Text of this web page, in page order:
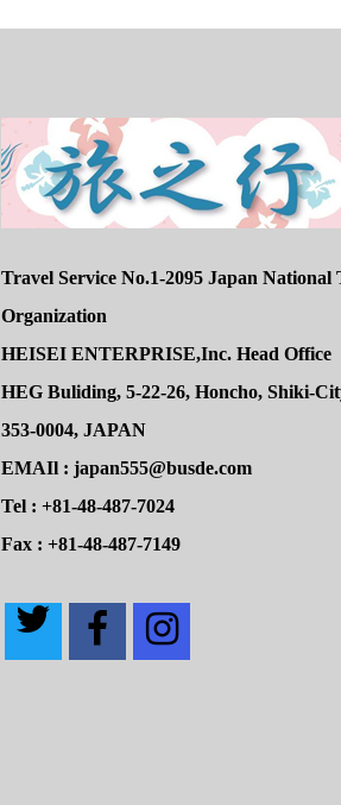
Travel Service No.1-2095 Japan National
Organization
HEISEI ENTERPRISE,Inc. Head Office
HEG Buliding, 5-22-26, Honcho, Shiki-
353-0004, JAPAN
EMAIl : japan555@busde.com
Tel : +81-48-487-7024
Fax : +81-48-487-7149